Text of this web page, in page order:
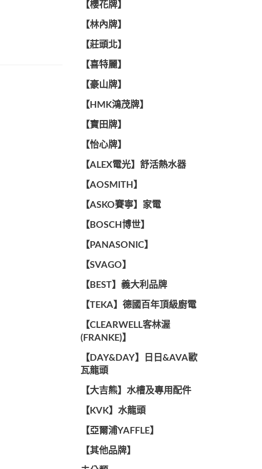
【櫻花牌】
【林內牌】
【莊頭北】
【喜特麗】
【豪山牌】
【HMK鴻茂牌】
【寶田牌】
️【怡心牌】️
️️【ALEX電光】舒活熱水器️️
【AOSMITH】
【ASKO賽寧】家電
【BOSCH博世】
️【PANASONIC】️
️【SVAGO】️
️【BEST】️義大利品牌
️【TEKA】️德國百年頂級廚電
️【CLEARWELL客林渥
(FRANKE)】️
️【DAY&DAY】️日日&AVA歐
瓦龍頭
【大吉熊】水槽及專用配件
️【KVK】水龍頭️
【亞爾浦YAFFLE】
️【其他品牌】️